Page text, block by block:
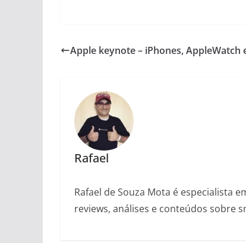
Apple keynote – iPhones, AppleWatch
Rafael
Rafael de Souza Mota é especialista
reviews, análises e conteúdos sobre